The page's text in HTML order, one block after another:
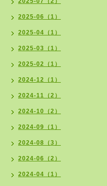
2025-06（1）
2025-04（1）
2025-03（1）
2025-02（1）
2024-12（1）
2024-11（2）
2024-10（2）
2024-09（1）
2024-08（3）
2024-06（2）
2024-04（1）